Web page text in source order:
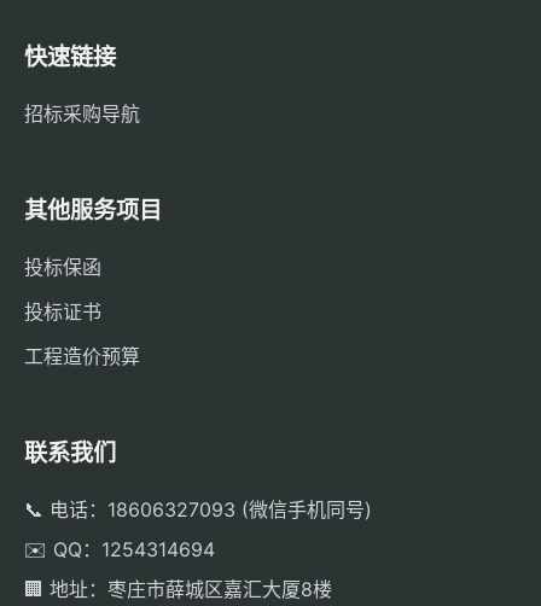
快速链接
招标采购导航
其他服务项目
投标保函
投标证书
工程造价预算
联系我们
📞 电话：18606327093 (微信手机同号)
✉️ QQ：1254314694
🏢 地址：枣庄市薛城区嘉汇大厦8楼